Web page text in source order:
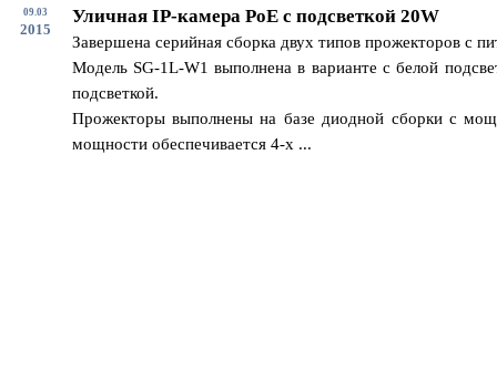
09.03
2015
Уличная IP-камера PoE с подсветкой 20W
Завершена серийная сборка двух типов прожекторов с
Модель SG-1L-W1 выполнена в варианте с белой
подсветкой.
Прожекторы выполнены на базе диодной сборки с
мощности обеспечивается 4-х ...